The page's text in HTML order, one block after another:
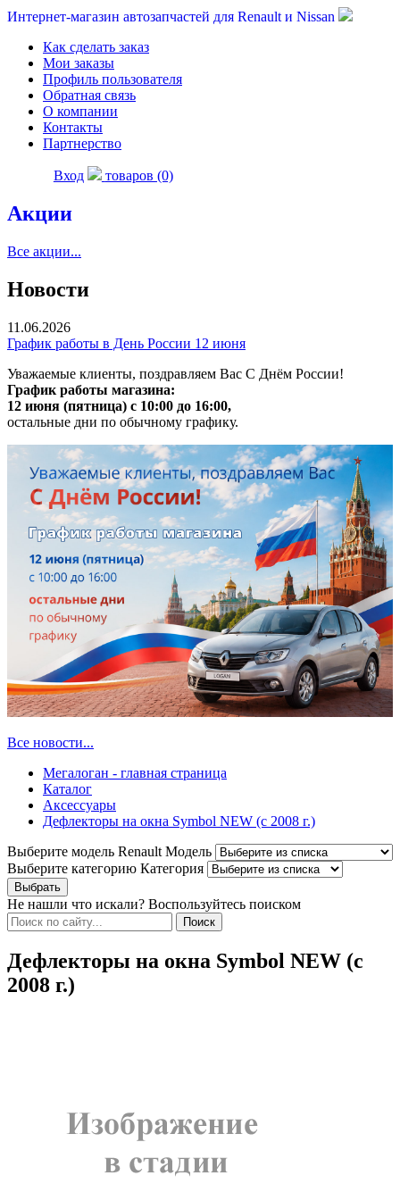
Интернет-магазин автозапчастей для Renault и Nissan
Как сделать заказ
Мои заказы
Профиль пользователя
Обратная связь
О компании
Контакты
Партнерство
Вход товаров (0)
Акции
Все акции...
Новости
11.06.2026
График работы в День России 12 июня
Уважаемые клиенты, поздравляем Вас С Днём России!
График работы магазина:
12 июня (пятница) с 10:00 до 16:00,
остальные дни по обычному графику.
Все новости...
Мегалоган - главная страница
Каталог
Аксессуары
Дефлекторы на окна Symbol NEW (c 2008 г.)
Выберите модель Renault Модель
Выберите категорию Категория
Не нашли что искали? Воспользуйтесь поиском
Дефлекторы на окна Symbol NEW (c
2008 г.)